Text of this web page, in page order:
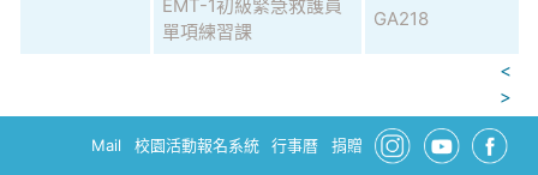
EMT-1初級緊急救護員
單項練習課
GA218
<
>
Mail 校園活動報名系統 行事曆 捐贈